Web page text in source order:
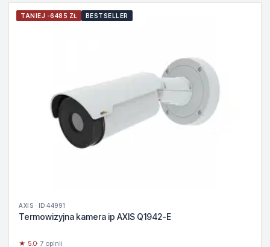
TANIEJ -6485 ZŁ BESTSELLER
AXIS · ID 44991
Termowizyjna kamera ip AXIS Q1942-E
★ 5.0· 7 opinii